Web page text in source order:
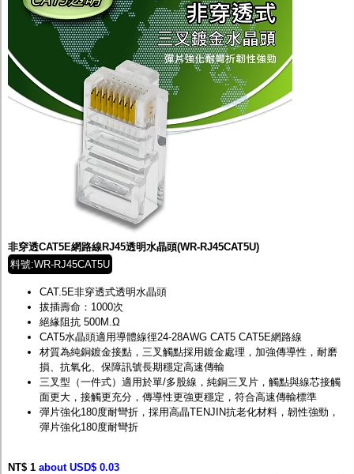
非穿透CAT5E網路線RJ45透明水晶頭(WR-RJ45CAT5U)
料號:WR-RJ45CAT5U
CAT.5E非穿透式透明水晶頭
拔插壽命：1000次
絕緣阻抗 500M.Ω
CAT5水晶頭適用導體線徑24-28AWG CAT5 CAT5E網路線
材質為純銅鍍金接點，三叉觸點採用鍍金處理，加強傳導性，耐磨
損、抗氧化、保障訊號長期穩定高速傳輸
三叉型（一件式）適用於單/多股線，純銅三叉片，觸點與線芯接觸
面更大，接觸更充分，傳導性更強更穩定，符合高速傳輸標準
彈片強化180度耐彎折，採用高晶TENJIN抗老化材料，韌性強勁，
彈片強化180度耐彎折
NT$ 1 about USD$ 0.03